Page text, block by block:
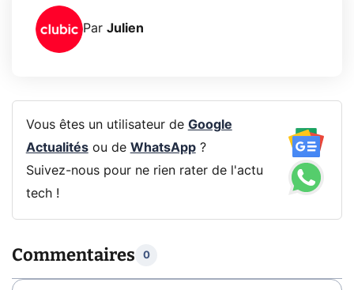
Par Julien
Vous êtes un utilisateur de Google
Actualitésou de WhatsApp?
Suivez-nous pour ne rien rater de l'actu
tech !
Commentaires 0